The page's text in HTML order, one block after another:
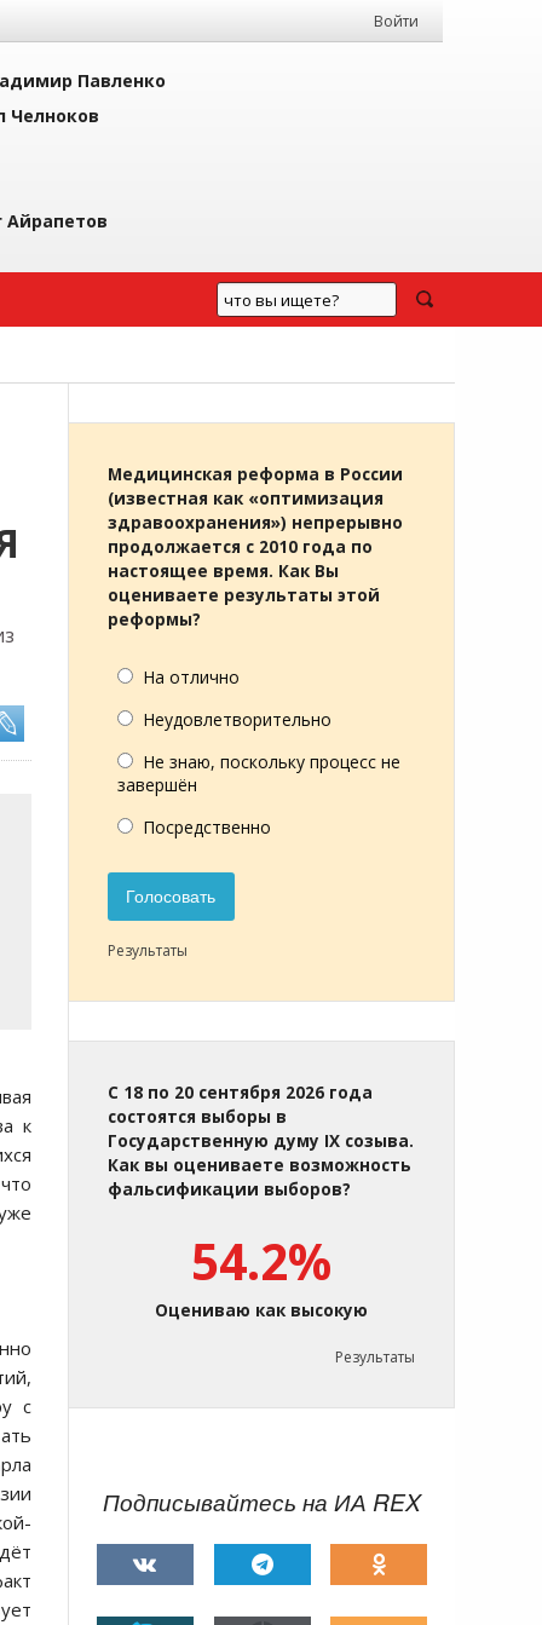
Войти
Павленко
Челноков
Айрапетов
к
с
Медицинская реформа в России
(известная как «оптимизация
здравоохранения») непрерывно
продолжается с 2010 года по
настоящее время. Как Вы
оцениваете результаты этой
реформы?
На отлично
Неудовлетворительно
Не знаю, поскольку процесс не
завершён
Посредственно
Голосовать
Результаты
С 18 по 20 сентября 2026 года
состоятся выборы в
Государственную думу IX созыва.
Как вы оцениваете возможность
фальсификации выборов?
54.2%
Оцениваю как высокую
Результаты
Подписывайтесь на ИА REX